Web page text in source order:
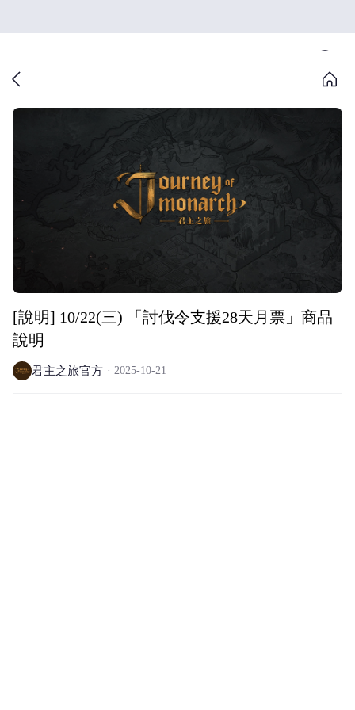
[說明] 10/22(三) 「討伐令支援28天月票」商品
說明
君主之旅官方 2025-10-21